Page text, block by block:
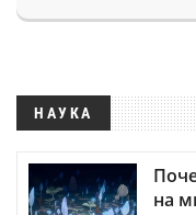
НАУКА
на